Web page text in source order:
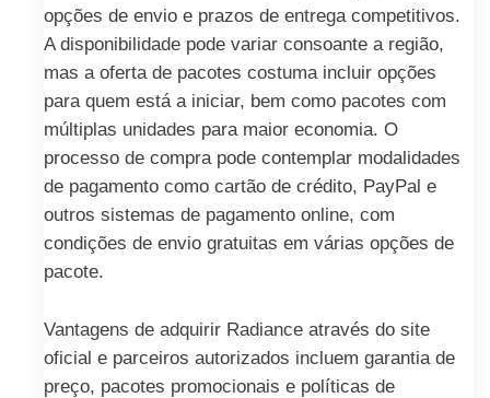
opções de envio e prazos de entrega competitivos.
A disponibilidade pode variar consoante a região,
mas a oferta de pacotes costuma incluir opções
para quem está a iniciar, bem como pacotes com
múltiplas unidades para maior economia. O
processo de compra pode contemplar modalidades
de pagamento como cartão de crédito, PayPal e
outros sistemas de pagamento online, com
condições de envio gratuitas em várias opções de
pacote.
Vantagens de adquirir Radiance através do site
oficial e parceiros autorizados incluem garantia de
preço, pacotes promocionais e políticas de